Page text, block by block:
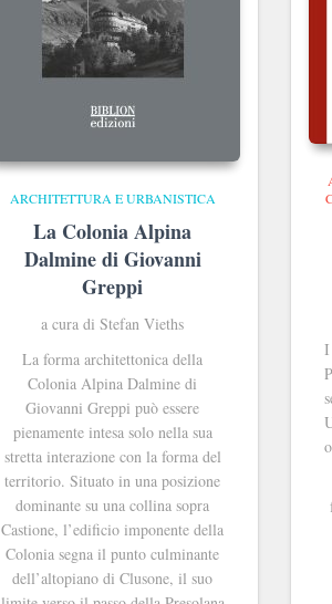
ARCHITETTURA E URBANISTICA
La Colonia Alpina
Dalmine di Giovanni
Greppi
a cura di Stefan Vieths
La forma architettonica della
Colonia Alpina Dalmine di
Giovanni Greppi può essere
pienamente intesa solo nella sua
stretta interazione con la forma del
territorio. Situato in una posizione
dominante su una collina sopra
Castione, l’edificio imponente della
Colonia segna il punto culminante
dell’altopiano di Clusone, il suo
I